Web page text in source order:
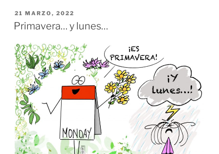
PUBLICADO
EL
21 MARZO, 2022
Primavera… y lunes…